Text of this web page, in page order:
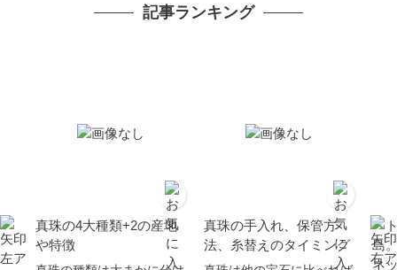
記事ランキング
真珠の4大種類+2の産地
や特徴
真珠の手入れ、保管方
法、糸替えのタイミング
ベ
島
ネ